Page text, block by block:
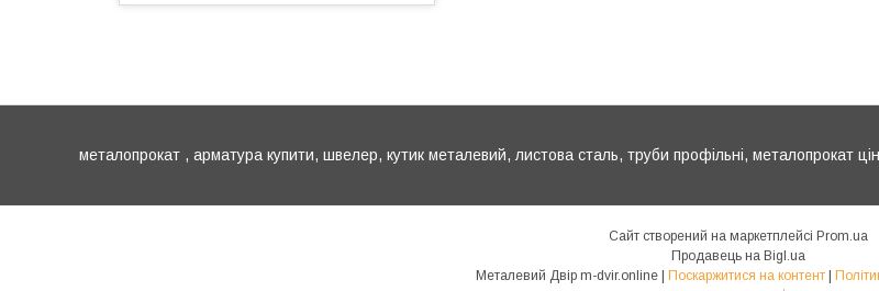
металопрокат , арматура купити, швелер, кутик металевий, листова сталь, труби профільні, металопрокат
Сайт створений на маркетплейсі Prom.ua
Продавець на Bigl.ua
Поскаржитися на контент